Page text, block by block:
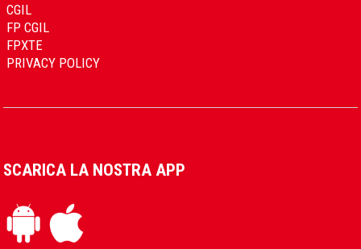
CGIL
FP CGIL
FPXTE
PRIVACY POLICY
SCARICA LA NOSTRA APP